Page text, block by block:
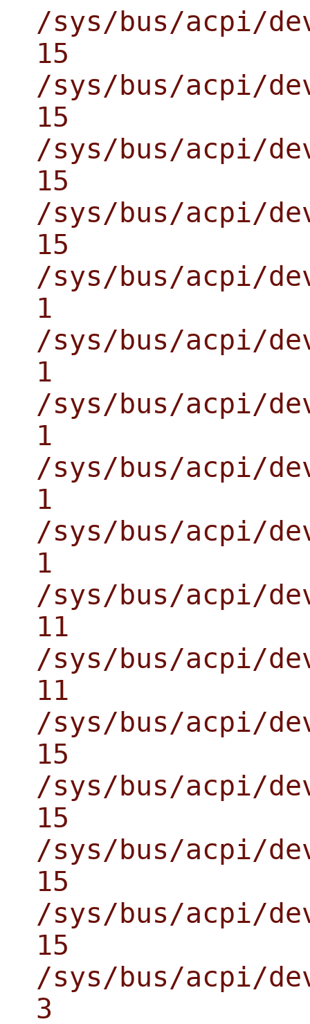
/sys/bus/acpi/
15
/sys/bus/acpi/
15
/sys/bus/acpi/
15
/sys/bus/acpi/
15
/sys/bus/acpi/
1
/sys/bus/acpi/
1
/sys/bus/acpi/
1
/sys/bus/acpi/
1
/sys/bus/acpi/
1
/sys/bus/acpi/
11
/sys/bus/acpi/
11
/sys/bus/acpi/
15
/sys/bus/acpi/
15
/sys/bus/acpi/
15
/sys/bus/acpi/
15
/sys/bus/acpi/
3